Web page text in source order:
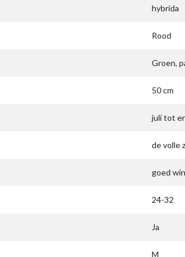
hybrida
Rood
Groen,
50 cm
juli tot
de volle
goed
24-32
Ja
M